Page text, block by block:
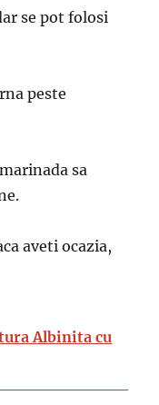
se pot folosi
peste
sa
aveti ocazia,
Albinita cu